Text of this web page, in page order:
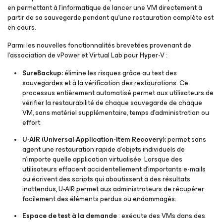
en permettant à l’informatique de lancer une VM directement à
partir de sa sauvegarde pendant qu’une restauration complète est
en cours.
Parmi les nouvelles fonctionnalités brevetées provenant de
l’association de vPower et Virtual Lab pour Hyper-V :
SureBackup:élimine les risques grâce au test des
sauvegardes et à la vérification des restaurations. Ce
processus entièrement automatisé permet aux utilisateurs de
vérifier la restaurabilité de chaque sauvegarde de chaque
VM, sans matériel supplémentaire, temps d’administration ou
effort.
U-AIR (Universal Application-Item Recovery):permet sans
agent une restauration rapide d’objets individuels de
n’importe quelle application virtualisée. Lorsque des
utilisateurs effacent accidentellement d’importants e-mails
ou écrivent des scripts qui aboutissent à des résultats
inattendus, U-AIRpermet aux administrateurs de récupérer
facilement des éléments perdus ou endommagés.
Espace de test à la demande: exécute des VMs dans des